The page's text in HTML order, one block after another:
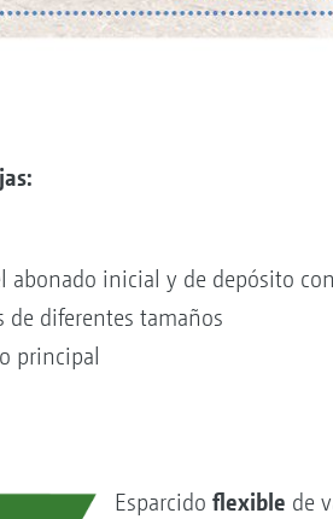
inicial y de depósito
de diferentes tamaños
principal
Esparcido flexible de